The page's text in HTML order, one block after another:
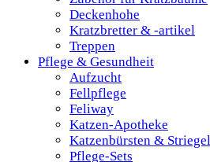
Deckenhohe
Kratzbretter & -artikel
Treppen
Pflege & Gesundheit
Aufzucht
Fellpflege
Feliway
Katzen-Apotheke
Katzenbürsten & Striegel
Pflege-Sets